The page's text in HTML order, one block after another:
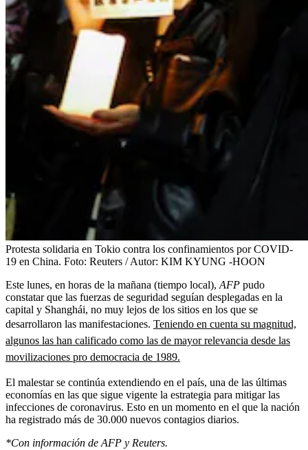
Protesta solidaria en Tokio contra los confinamientos por COVID-
19 en China. Foto: Reuters / Autor: KIM KYUNG -HOON
Este lunes, en horas de la mañana (tiempo local), AFP pudo
constatar que las fuerzas de seguridad seguían desplegadas en la
capital y Shanghái, no muy lejos de los sitios en los que se
desarrollaron las manifestaciones. Teniendo en cuenta su magnitud,
algunos las han calificado como las de mayor relevancia desde las
movilizaciones pro democracia de 1989.
El malestar se continúa extendiendo en el país, una de las últimas
economías en las que sigue vigente la estrategia para mitigar las
infecciones de coronavirus. Esto en un momento en el que la nación
ha registrado más de 30.000 nuevos contagios diarios.
*Con información de AFP y Reuters.